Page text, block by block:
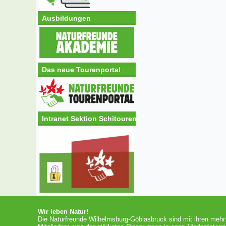
Ausbildungen
Das neue Tourenportal
Intranet Sektion Schitouren
Wir leben Natur!
Die Naturfreunde Wilhelmsburg-Göblasbruck sind mit ihren